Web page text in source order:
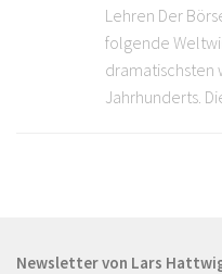
Lehren Der
folgende
dramatischsten
Jahrhunderts.
Newsletter von Lars